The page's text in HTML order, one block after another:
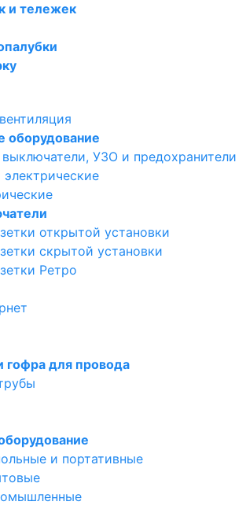
и тележек
оборудование
УЗО и предохранители
открытой установки
скрытой установки
Ретро
гофра для провода
и портативные